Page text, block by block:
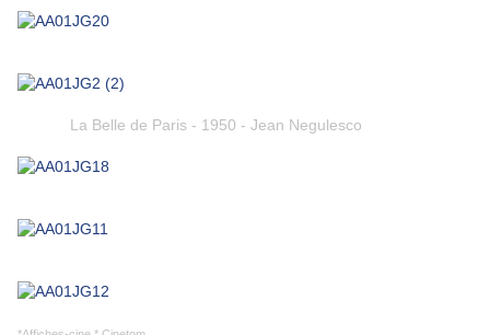
La Belle de Paris - 1950 - Jean Negulesco